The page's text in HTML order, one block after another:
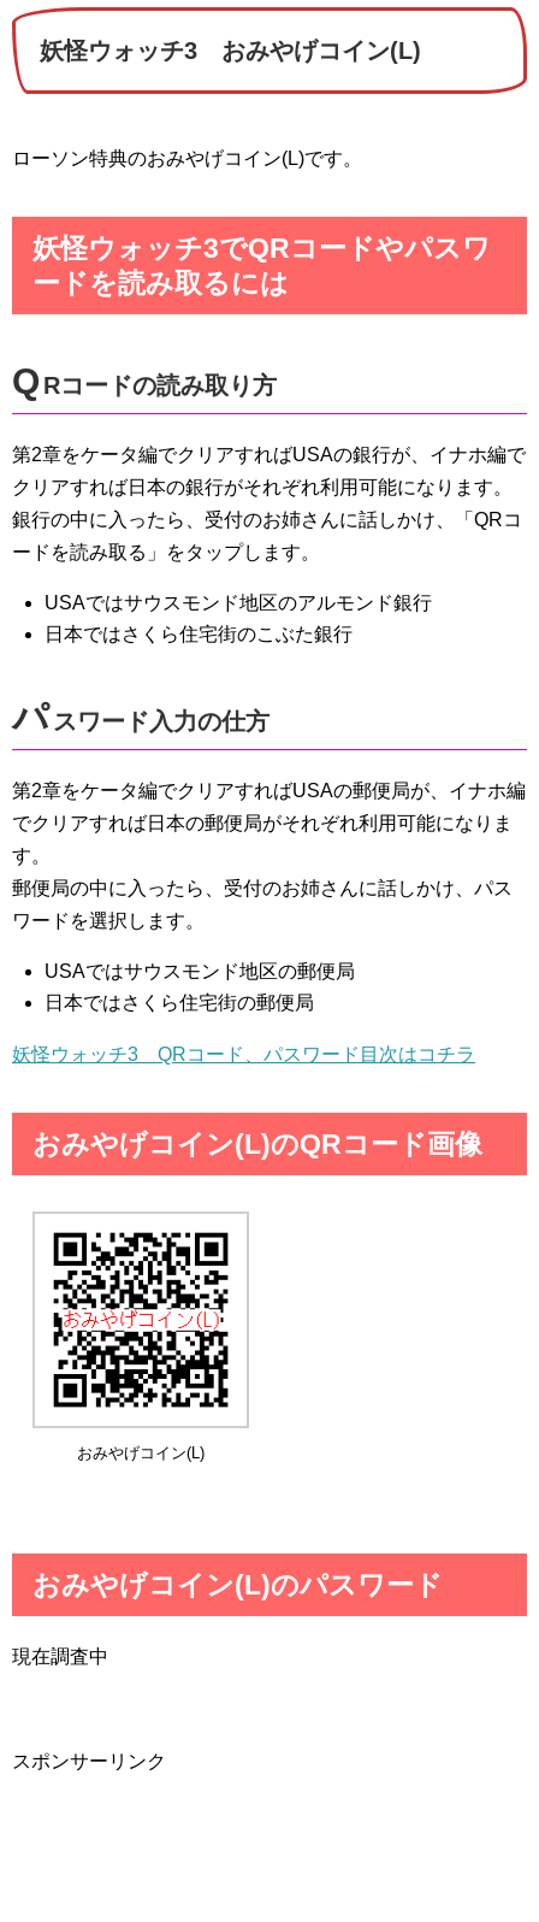
妖怪ウォッチ3 おみやげコイン(L)
ローソン特典のおみやげコイン(L)です。
妖怪ウォッチ3でQRコードやパスワ
ードを読み取るには
Q Rコードの読み取り方
第2章をケータ編でクリアすればUSAの銀行が、イナホ編で
クリアすれば日本の銀行がそれぞれ利用可能になります。
銀行の中に入ったら、受付のお姉さんに話しかけ、「QRコ
ードを読み取る」をタップします。
USAではサウスモンド地区のアルモンド銀行
日本ではさくら住宅街のこぶた銀行
パ スワード入力の仕方
第2章をケータ編でクリアすればUSAの郵便局が、イナホ編
でクリアすれば日本の郵便局がそれぞれ利用可能になりま
す。
郵便局の中に入ったら、受付のお姉さんに話しかけ、パス
ワードを選択します。
USAではサウスモンド地区の郵便局
日本ではさくら住宅街の郵便局
妖怪ウォッチ3 QRコード、パスワード目次はコチラ
おみやげコイン(L)のQRコード画像
おみやげコイン(L)
おみやげコイン(L)のパスワード
現在調査中
スポンサーリンク